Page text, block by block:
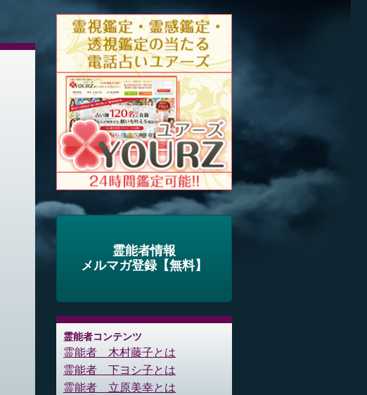
霊能者情報
メルマガ登録【無料】
霊能者コンテンツ
霊能者 木村藤子とは
霊能者 下ヨシ子とは
霊能者 立原美幸とは